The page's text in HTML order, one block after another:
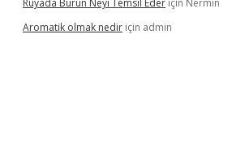
Rüyada Burun Neyi Temsil Eder için Nermin
Aromatik olmak nedir için admin